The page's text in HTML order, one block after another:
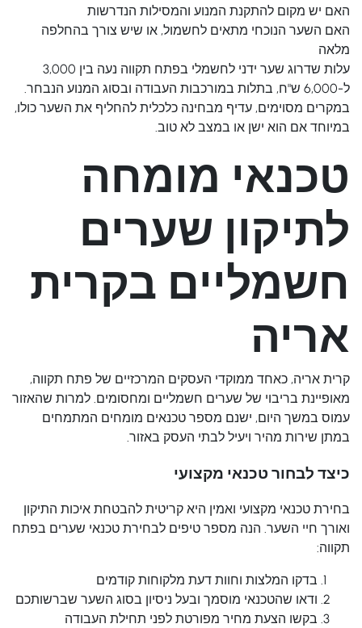
האם יש מקום להתקנת המנוע והמסילות הנדרשות
האם השער הנוכחי מתאים לחשמול, או שיש צורך בהחלפה
מלאה
עלות שדרוג שער ידני לחשמלי בפתח תקווה נעה בין 3,000
ל-6,000 ש"ח, בתלות במורכבות העבודה ובסוג המנוע הנבחר.
במקרים מסוימים, עדיף מבחינה כלכלית להחליף את השער כולו,
במיוחד אם הוא ישן או במצב לא טוב.
טכנאי מומחה
לתיקון שערים
חשמליים בקרית
אריה
קרית אריה, כאחד ממוקדי העסקים המרכזיים של פתח תקווה,
מאופיינת בריבוי של שערים חשמליים ומחסומים. למרות שהאזור
עמוס במשך היום, ישנם מספר טכנאים מומחים המתמחים
במתן שירות מהיר ויעיל לבתי העסק באזור.
כיצד לבחור טכנאי מקצועי
בחירת טכנאי מקצועי ואמין היא קריטית להבטחת איכות התיקון
ואורך חיי השער. הנה מספר טיפים לבחירת טכנאי שערים בפתח
תקווה:
בדקו המלצות וחוות דעת מלקוחות קודמים
ודאו שהטכנאי מוסמך ובעל ניסיון בסוג השער שברשותכם
בקשו הצעת מחיר מפורטת לפני תחילת העבודה